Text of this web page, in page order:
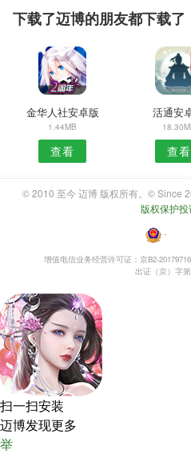
下载了迈博的朋友都下载了
金华人社安卓版
1.44MB
查看
活通安
查看
© 2010 至今 迈博 版权所有。© Since
版权保护投
・
增值电信业务经营许可证：京B2-
出证（京）字
扫一扫安装
迈博发现更多
举